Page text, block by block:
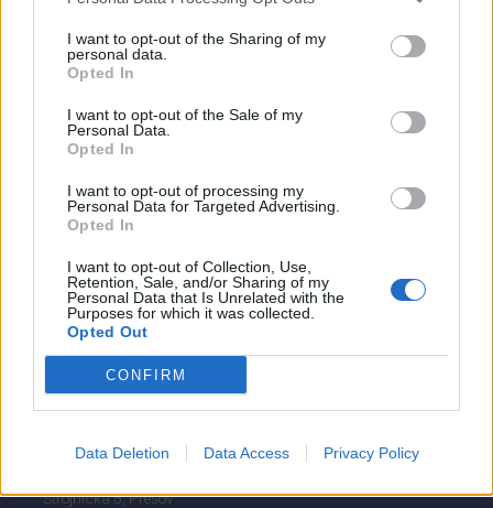
I want to opt-out of the Sharing of my
personal data.
Opted In
I want to opt-out of the Sale of my
Personal Data.
Opted In
I want to opt-out of processing my
Personal Data for Targeted Advertising.
Opted In
I want to opt-out of Collection, Use,
Retention, Sale, and/or Sharing of my
Personal Data that Is Unrelated with the
Purposes for which it was collected.
Opted Out
CONFIRM
Data Deletion Data Access Privacy Policy
závit, ktoré umožňujú ľahké zavŕtanie aj do tvrdšieho dreva bez
predchádzajúceho predvŕtania. Väčšia plocha tanierovej hlavy
umožňuje vyššiu zvernú silu, nedochádza k priechodu hlavy
spájaným materiálom. Jednotkova cena je za cks=100ks
0
0% zákazníkov odporúča produkt
Strojnícka 5, Prešov
Strojnícka 5, Prešov